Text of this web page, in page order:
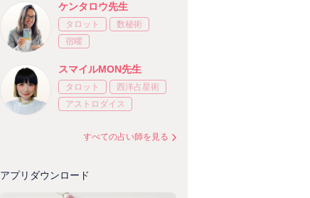
ケンタロウ先生
タロット
数秘術
宿曜
スマイルMON先生
タロット
西洋占星術
アストロダイス
すべての占い師を見る
アプリダウンロード